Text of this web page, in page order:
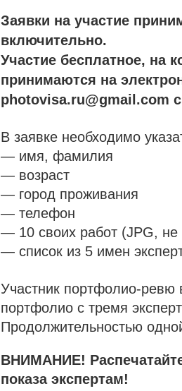
Заявки на участие
включительно.
Участие бесплатное, на
принимаются на
photovisa.ru@gmail.com
В заявке необходимо
— имя, фамилия
— возраст
— город проживания
— телефон
— 10 своих работ (JPG,
— список из 5 имен
Участник портфолио-ревю
портфолио с тремя
Продолжительностью
ВНИМАНИЕ!
показа экспертам!